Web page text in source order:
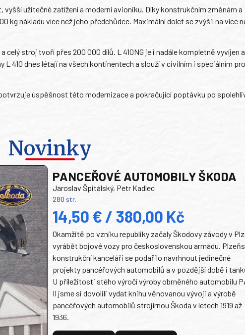
vyšší užitečné zatížení a moderní avioniku. Díky konstrukčním změnám a
nákladu více než jeho předchůdce. Maximální dolet se zvýšil na více
celý stroj tvoří přes 200 000 dílů. L 410NG je i nadále kompletně vyvíjen
410 dnes létají na všech kontinentech a slouží v civilním i speciálním
úspěšnost této modernizace a pokračující poptávku po
Novinky
PANCEŘOVÉ AUTOMOBILY ŠKODA
Jaroslav Špitálský, Petr Kadlec
280 str.
14,50 € / 380,00 Kč
Okamžitě po vzniku republiky začaly Škodovy závody v
vyrábět bojové vozy pro československou armádu.
konstrukční kanceláři se podařilo navrhnout jedinečné
projekty pancéřových automobilů a v pozdější době i
U příležitosti stého výročí výroby obrněného automobilu
II jsme si dovolili vydat knihu věnovanou vývoji a výrobě
pancéřových automobilů strojírnou Škoda v letech 1919 až
1936.